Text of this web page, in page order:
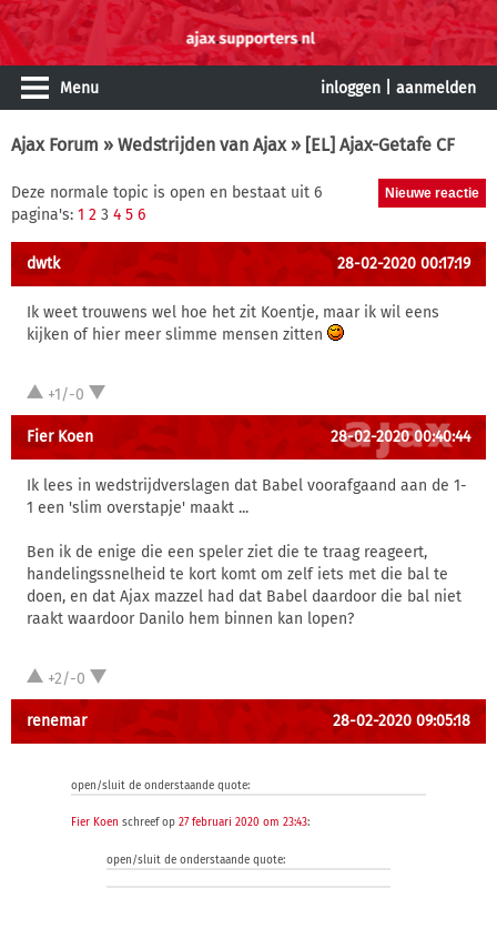
Menu inloggen aanmelden
Ajax Forum » Wedstrijden van Ajax» [EL] Ajax-Getafe CF
Deze normale topic is open en bestaat uit 6
pagina's: 1 2 3 4 5 6
dwtk 28-02-2020 00:17:19
Ik weet trouwens wel hoe het zit Koentje, maar ik wil eens
kijken of hier meer slimme mensen zitten
+1/-0
Fier Koen 28-02-2020 00:40:44
Ik lees in wedstrijdverslagen dat Babel voorafgaand aan de 1-
1 een 'slim overstapje' maakt ...
Ben ik de enige die een speler ziet die te traag reageert,
handelingssnelheid te kort komt om zelf iets met die bal te
doen, en dat Ajax mazzel had dat Babel daardoor die bal niet
raakt waardoor Danilo hem binnen kan lopen?
+2/-0
renemar 28-02-2020 09:05:18
open/sluit de onderstaande quote:
Fier Koen schreef op 27 februari 2020 om 23:43:
open/sluit de onderstaande quote: